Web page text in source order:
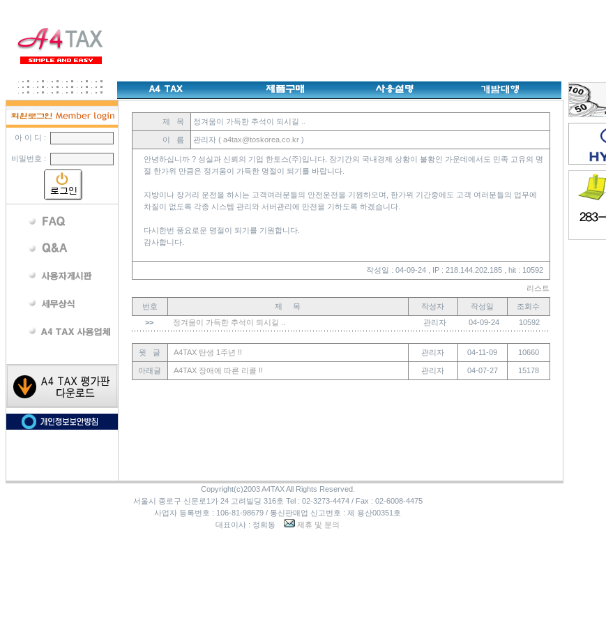
아 이 디 :
비밀번호 :
제 목 정겨움이 가득한 추석이 되시길 ..
이 름 관리자 (a4tax@toskorea.co.kr )
안녕하십니까 ? 성실과 신뢰의 기업 한토스(주)입니다. 장기간의 국내경제 상황이 불황인 가운데에서도 민족 고유의 명
절 한가위 만큼은 정겨움이 가득한 명절이 되기를 바랍니다.
지방이나 장거리 운전을 하시는 고객여러분들의 안전운전을 기원하오며, 한가위 기간중에도 고객 여러분들의 업무에
차질이 없도록 각종 시스템 관리와 서버관리에 만전을 기하도록 하겠습니다.
다시한번 풍요로운 명절이 되기를 기원합니다.
감사합니다.
작성일 : 04-09-24 , IP : 218.144.202.185 , hit : 10592
리스트
번호 제 목 작성자 작성일
조회수
>>
정겨움이 가득한 추석이 되시길 .. 관리자 04-09-24 10592
윗 글 A4TAX 탄생 1주년 !! 관리자 04-11-09 10660
아래글 A4TAX 장애에 따른 리콜 !! 관리자 04-07-27 15178
Copyright(c)2003 A4TAX All Rights Reserved.
서울시 종로구 신문로1가 24 고려빌딩 316호 Tel : 02-3273-4474 / Fax : 02-6008-4475
사업자 등록번호 : 106-81-98679 / 통신판매업 신고번호 : 제 용산00351호
대표이사 : 정희동
제휴 및 문의